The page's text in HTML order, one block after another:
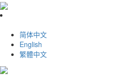
简体中文
English
繁體中文